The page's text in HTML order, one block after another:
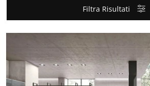
Filtra Risultati